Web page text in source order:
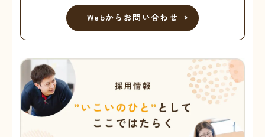
Webからお問い合わせ